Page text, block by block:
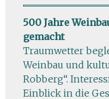
500 Jahre
gemacht
Traumwetter
Weinbau und
Robberg“.
Einblick in die